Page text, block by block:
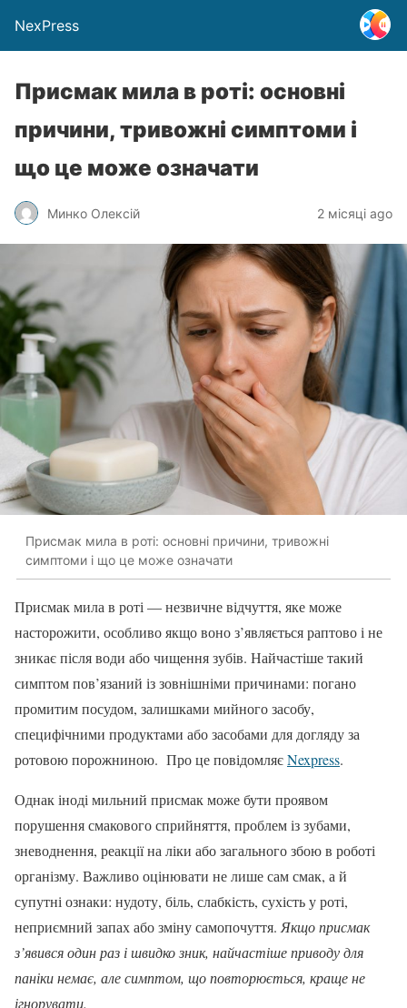
NexPress
Присмак мила в роті: основні
причини, тривожні симптоми і
що це може означати
Минко Олексій 2 місяці ago
Присмак мила в роті: основні причини, тривожні
симптоми і що це може означати
Присмак мила в роті — незвичне відчуття, яке може
насторожити, особливо якщо воно з’являється раптово і не
зникає після води або чищення зубів. Найчастіше такий
симптом пов’язаний із зовнішніми причинами: погано
промитим посудом, залишками мийного засобу,
специфічними продуктами або засобами для догляду за
ротовою порожниною. Про це повідомляєNexpress.
Однак іноді мильний присмак може бути проявом
порушення смакового сприйняття, проблем із зубами,
зневоднення, реакції на ліки або загального збою в роботі
організму. Важливо оцінювати не лише сам смак, а й
супутні ознаки: нудоту, біль, слабкість, сухість у роті,
неприємний запах або зміну самопочуття. Якщо присмак
з’явився один раз і швидко зник, найчастіше приводу для
паніки немає, але симптом, що повторюється, краще не
ігнорувати.